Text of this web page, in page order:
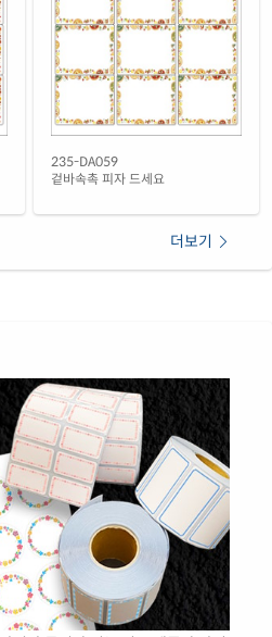
235-DA059
겉바속촉 피자 드세요
더보기